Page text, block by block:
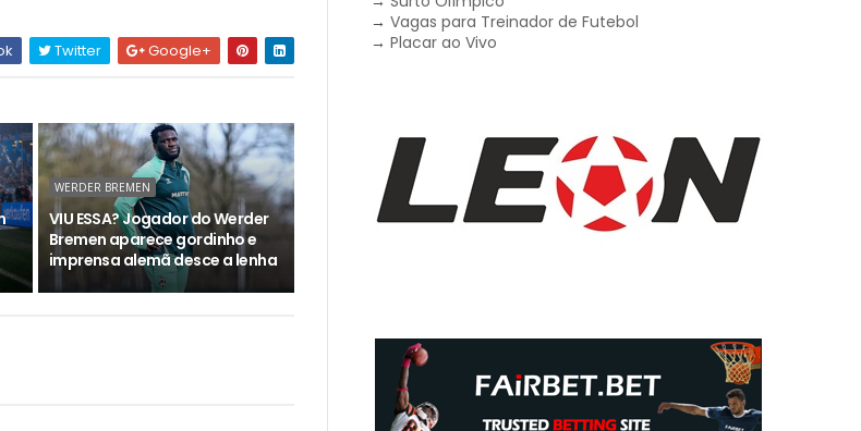
Twitter Google+
WERDER BREMEN
VIU ESSA? Jogador do Werder
Bremen aparece gordinho e
imprensa alemã desce a lenha
→Vagas para Treinador de Futebol
→Placar ao Vivo